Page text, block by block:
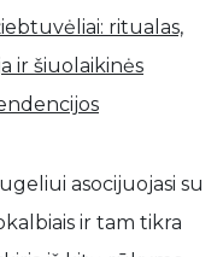
ritualas,
ir šiuolaikinės
asocijuojasi su
ir tam tikra